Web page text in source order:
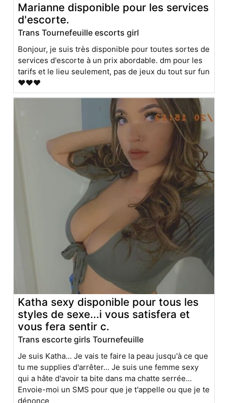
Marianne disponible pour les services
d'escorte.
Trans Tournefeuille escorts girl
Bonjour, je suis très disponible pour toutes sortes de
services d'escorte à un prix abordable. dm pour les
tarifs et le lieu seulement, pas de jeux du tout sur fun
❤️❤️❤️
Katha sexy disponible pour tous les
styles de sexe...i vous satisfera et
vous fera sentir c.
Trans escorte girls Tournefeuille
Je suis Katha... Je vais te faire la peau jusqu'à ce que
tu me supplies d'arrêter... Je suis une femme sexy
qui a hâte d'avoir ta bite dans ma chatte serrée...
Envoie-moi un SMS pour que je t'appelle ou que je te
dénonce